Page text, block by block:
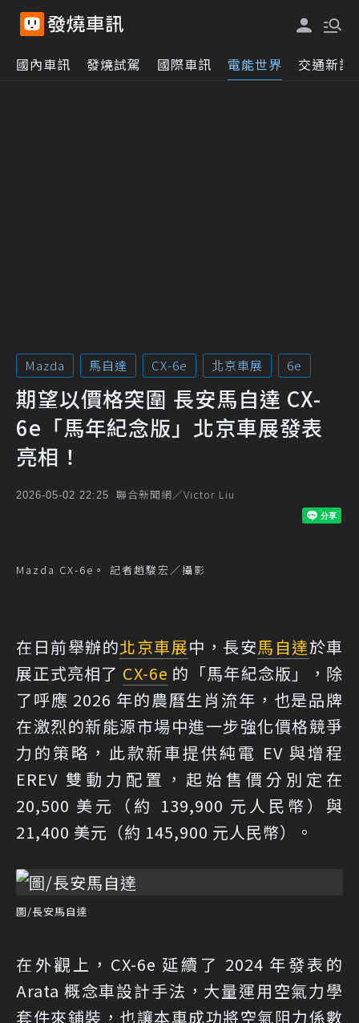
國內車訊 發燒試駕 國際車訊 電能世界 交通新訊
Mazda 馬自達 CX-6e 北京車展 6e
期望以價格突圍 長安馬自達 CX-
6e「馬年紀念版」北京車展發表
亮相！
2026-05-02 22:25 聯合新聞網／Victor Liu
Mazda CX-6e。 記者趙駿宏／攝影
在日前舉辦的北京車展中，長安馬自達於車
展正式亮相了 CX-6e 的「馬年紀念版」，除
了呼應 2026 年的農曆生肖流年，也是品牌
在激烈的新能源市場中進一步強化價格競爭
力的策略，此款新車提供純電 EV 與增程
EREV 雙動力配置，起始售價分別定在
20,500 美元（約 139,900 元人民幣）與
21,400 美元（約 145,900 元人民幣）。
圖/長安馬自達
在外觀上，CX-6e 延續了 2024 年發表的
Arata 概念車設計手法，大量運用空氣力學
套件來鋪裝，也讓本車成功將空氣阻力係數